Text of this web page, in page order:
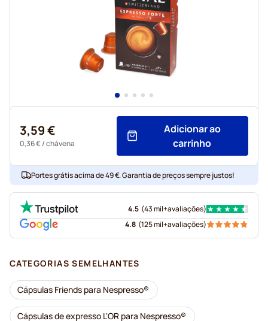
3,59 €
0,36 €/ chávena
Adicionar ao
carrinho
Portes grátis acima de 49 €. Garantia de preços sempre justos!
4.5 (43 mil+avaliações)
4.8 (125 mil+avaliações)
CATEGORIAS SEMELHANTES
Cápsulas Friends para Nespresso®
Cápsulas de expresso L'OR para Nespresso®